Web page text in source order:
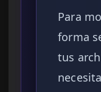
Para
forma
tus